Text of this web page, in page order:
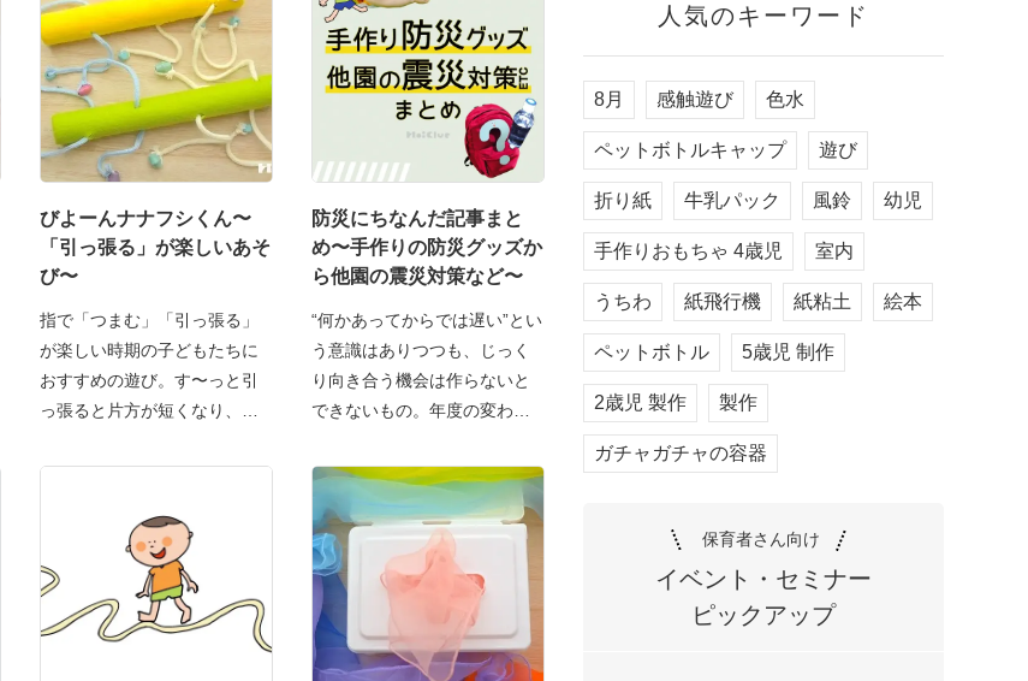
びよーんナナフシくん〜
「引っ張る」が楽しいあそ
び〜
指で「つまむ」「引っ張る」
が楽しい時期の子どもたちに
おすすめの遊び。す〜っと引
っ張ると片方が短くなり、ま
防災にちなんだ記事まと
め〜手作りの防災グッズか
ら他園の震災対策など〜
“何かあってからでは遅い”とい
う意識はありつつも、じっく
り向き合う機会は作らないと
できないもの。年度の変わ
人気のキーワード
8月 感触遊び 色水
ペットボトルキャップ 遊び
折り紙 牛乳パック 風鈴 幼児
手作りおもちゃ 4歳児 室内
うちわ 紙飛行機 紙粘土 絵本
ペットボトル 5歳児 制作
2歳児 製作 製作
ガチャガチャの容器
保育者さん向け
イベント・セミナー
ピックアップ